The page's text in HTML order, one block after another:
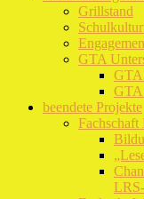
Grillstand
GTA
GTA
GTA
beendete Projekte
Fachschaft